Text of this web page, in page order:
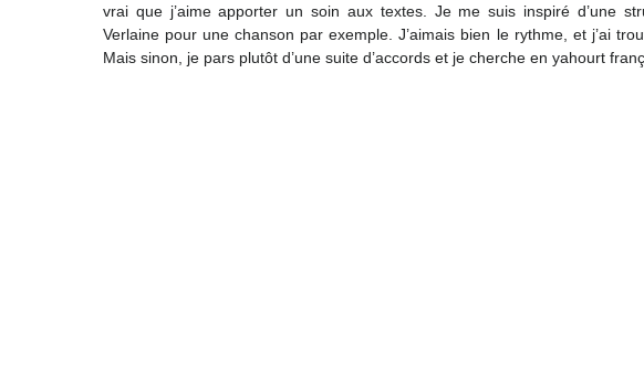
vrai que j’aime apporter un soin aux textes. Je me suis inspiré d’une
Verlaine pour une chanson par exemple. J’aimais bien le rythme, et j’ai
Mais sinon, je pars plutôt d’une suite d’accords et je cherche en yahourt